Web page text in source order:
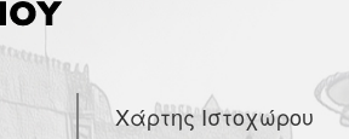
Χάρτης Ιστοχώρου